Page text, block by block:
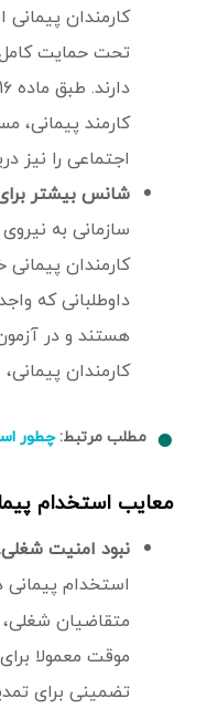
کارمندان پیمانی
تحت حمایت کامل
کارمند پیمانی،
اجتماعی را نیز
شانس بیشتر
سازمانی به
کارمندان پیمانی
داوطلبانی که
هستند و در
کارمندان
مطلب مرتبط:چطور
معایب استخدام
نبود امنیت
استخدام پیمانی
متقاضیان
تضمینی برای